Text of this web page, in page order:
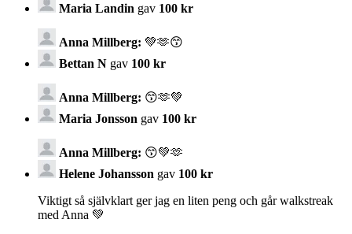
Maria Landin gav 100 kr
Anna Millberg: 💚🫶😙
Bettan N gav 100 kr
Anna Millberg: 😙🫶💚
Maria Jonsson gav 100 kr
Anna Millberg: 😙💚🫶
Helene Johansson gav 100 kr
Viktigt så självklart ger jag en liten peng och går walkstreak
med Anna 💚